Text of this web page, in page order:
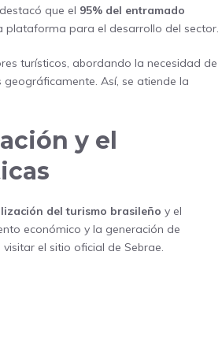
que el 95% del entramado
plataforma para el desarrollo del sector.
turísticos, abordando la necesidad de
Así, se atiende la
y el
del turismo brasileño y el
económico y la generación de
el sitio oficial de Sebrae.